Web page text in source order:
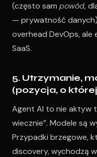
(często sam powód,
— prywatność
overhead DevOps, ale
SaaS.
5. Utrzymanie,
(pozycja, o
Agent AI to nie aktyw
wiecznie”. Modele są
Przypadki brzegowe,
discovery, wychodzą